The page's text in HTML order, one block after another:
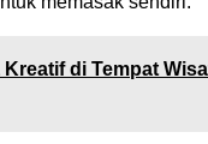
Kreatif di Tempat